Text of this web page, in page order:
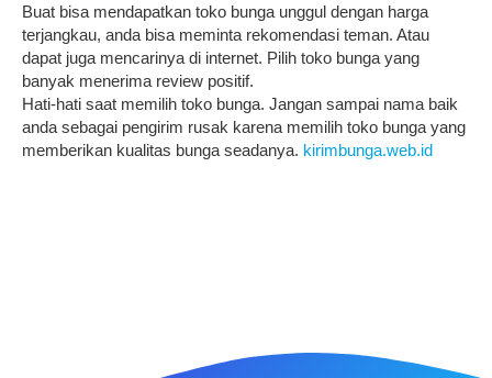
Buat bisa mendapatkan toko bunga unggul dengan harga
terjangkau, anda bisa meminta rekomendasi teman. Atau
dapat juga mencarinya di internet. Pilih toko bunga yang
banyak menerima review positif.
Hati-hati saat memilih toko bunga. Jangan sampai nama baik
anda sebagai pengirim rusak karena memilih toko bunga yang
memberikan kualitas bunga seadanya. kirimbunga.web.id